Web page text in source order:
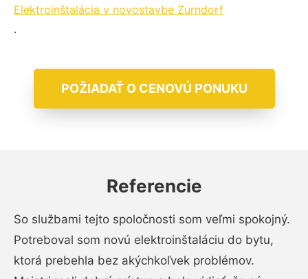
Elektroinštalácia v novostavbe Zurndorf
.
POŽIADAŤ O CENOVÚ PONUKU
Referencie
So službami tejto spoločnosti som veľmi spokojný.
Potreboval som novú elektroinštaláciu do bytu,
ktorá prebehla bez akýchkoľvek problémov.